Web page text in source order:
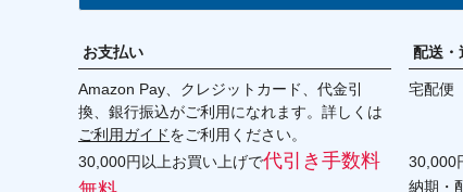
お支払い
Amazon Pay、クレジットカード、代金引
換、銀行振込がご利用になれます。詳しくは
ご利用ガイドをご利用ください。
30,000円以上お買い上げで代引き手数料
配送・
宅配便
北海
沖
30,000
納期・